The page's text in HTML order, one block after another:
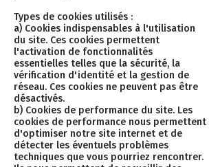
Types de cookies utilisés :
a) Cookies indispensables à l'utilisation
du site. Ces cookies permettent
l'activation de fonctionnalités
essentielles telles que la sécurité, la
vérification d'identité et la gestion de
réseau. Ces cookies ne peuvent pas être
désactivés.
b) Cookies de performance du site. Les
cookies de performance nous permettent
d'optimiser notre site internet et de
détecter les éventuels problèmes
techniques que vous pourriez rencontrer.